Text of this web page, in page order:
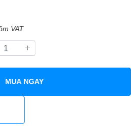
VAT
MUA NGAY